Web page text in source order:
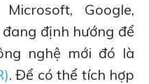
Google,
định hướng để
nghệ mới đó là
. Để có thể tích hợp